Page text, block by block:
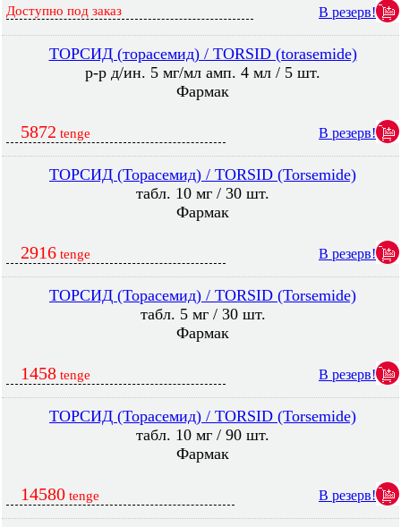
Доступно под заказ В резерв!
ТОРСИД (торасемид) / TORSID (torasemide)
р-р д/ин. 5 мг/мл амп. 4 мл / 5 шт.
Фармак
5872 tenge В резерв!
ТОРСИД (Торасемид) / TORSID (Torsemide)
табл. 10 мг / 30 шт.
Фармак
2916 tenge В резерв!
ТОРСИД (Торасемид) / TORSID (Torsemide)
табл. 5 мг / 30 шт.
Фармак
1458 tenge В резерв!
ТОРСИД (Торасемид) / TORSID (Torsemide)
табл. 10 мг / 90 шт.
Фармак
14580 tenge В резерв!